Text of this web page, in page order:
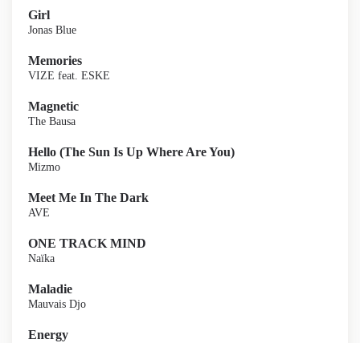
Girl
Jonas Blue
Memories
VIZE feat. ESKE
Magnetic
The Bausa
Hello (The Sun Is Up Where Are You)
Mizmo
Meet Me In The Dark
AVE
ONE TRACK MIND
Naïka
Maladie
Mauvais Djo
Energy